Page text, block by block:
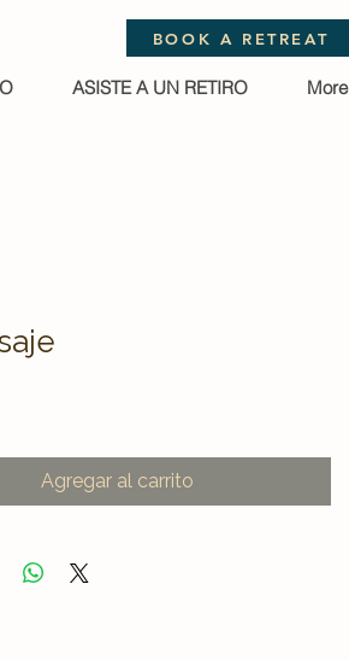
ASISTE A UN RETIRO More
BOOK A RETREAT
Agregar al carrito